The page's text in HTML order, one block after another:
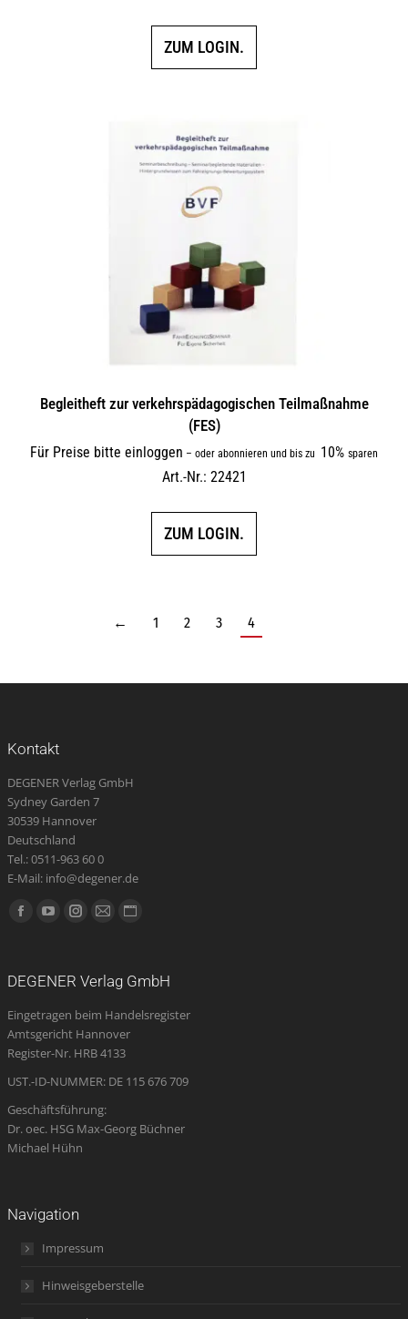
ZUM LOGIN.
Begleitheft zur verkehrs­päda­gogi­schen Teilmaßnahme
(FES)
Für Preise bitte einloggen – oder abonnieren und bis zu 10% sparen
Art.-Nr.: 22421
ZUM LOGIN.
← 1 2 3 4
Kontakt
DEGENER Verlag GmbH
Sydney Garden 7
30539 Hannover
Deutschland
Tel.: 0511-963 60 0
E-Mail: info@degener.de
Finden Sie uns auf:
Facebook
new
window
YouTube
new
window
Instagram
new
window
E-
opens
in
new
Website
new
DEGENER Verlag GmbH
Eingetragen beim Handelsregister
Amtsgericht Hannover
Register-Nr. HRB 4133
UST.-ID-NUMMER: DE 115 676 709
Geschäftsführung:
Dr. oec. HSG Max-Georg Büchner
Michael Hühn
Navigation
Impressum
Hinweisgeberstelle